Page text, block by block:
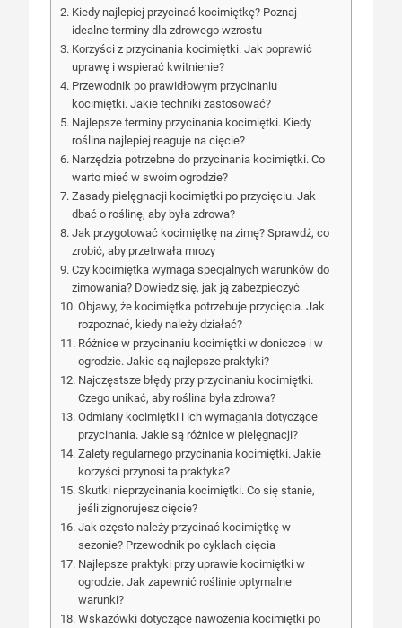
Kiedy najlepiej przycinać kocimiętkę? Poznaj
idealne terminy dla zdrowego wzrostu
Korzyści z przycinania kocimiętki. Jak poprawić
uprawę i wspierać kwitnienie?
Przewodnik po prawidłowym przycinaniu
kocimiętki. Jakie techniki zastosować?
Najlepsze terminy przycinania kocimiętki. Kiedy
roślina najlepiej reaguje na cięcie?
Narzędzia potrzebne do przycinania kocimiętki. Co
warto mieć w swoim ogrodzie?
Zasady pielęgnacji kocimiętki po przycięciu. Jak
dbać o roślinę, aby była zdrowa?
Jak przygotować kocimiętkę na zimę? Sprawdź, co
zrobić, aby przetrwała mrozy
Czy kocimiętka wymaga specjalnych warunków do
zimowania? Dowiedz się, jak ją zabezpieczyć
Objawy, że kocimiętka potrzebuje przycięcia. Jak
rozpoznać, kiedy należy działać?
Różnice w przycinaniu kocimiętki w doniczce i w
ogrodzie. Jakie są najlepsze praktyki?
Najczęstsze błędy przy przycinaniu kocimiętki.
Czego unikać, aby roślina była zdrowa?
Odmiany kocimiętki i ich wymagania dotyczące
przycinania. Jakie są różnice w pielęgnacji?
Zalety regularnego przycinania kocimiętki. Jakie
korzyści przynosi ta praktyka?
Skutki nieprzycinania kocimiętki. Co się stanie,
jeśli zignorujesz cięcie?
Jak często należy przycinać kocimiętkę w
sezonie? Przewodnik po cyklach cięcia
Najlepsze praktyki przy uprawie kocimiętki w
ogrodzie. Jak zapewnić roślinie optymalne
warunki?
Wskazówki dotyczące nawożenia kocimiętki po